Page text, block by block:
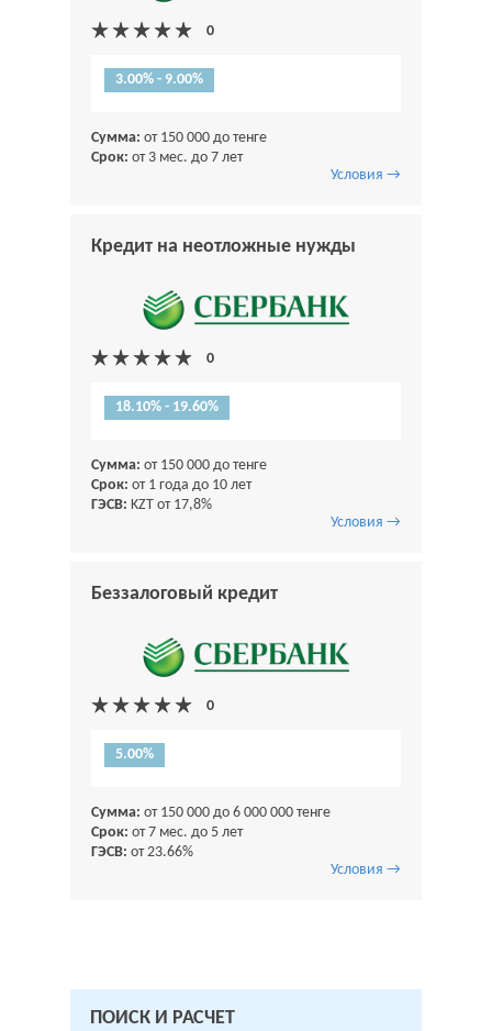
3.00% - 9.00%
Сумма: от 150 000 до тенге
Срок: от 3 мес. до 7 лет
Условия →
Кредит на неотложные нужды
18.10% - 19.60%
Сумма: от 150 000 до тенге
Срок: от 1 года до 10 лет
ГЭСВ: KZT от 17,8%
Условия →
Беззалоговый кредит
5.00%
Сумма: от 150 000 до 6 000 000 тенге
Срок: от 7 мес. до 5 лет
ГЭСВ: от 23.66%
Условия →
ПОИСК И РАСЧЕТ